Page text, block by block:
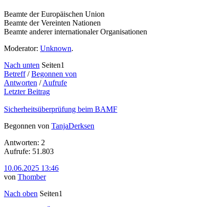
Beamte der Europäischen Union
Beamte der Vereinten Nationen
Beamte anderer internationaler Organisationen
Moderator: Unknown.
Nach unten Seiten1
Betreff/Begonnen von
Antworten /Aufrufe
Letzter Beitrag
Sicherheitsüberprüfung beim BAMF
Begonnen von TanjaDerksen
Antworten: 2
Aufrufe: 51.803
10.06.2025 13:46
von Thomber
Nach oben Seiten1